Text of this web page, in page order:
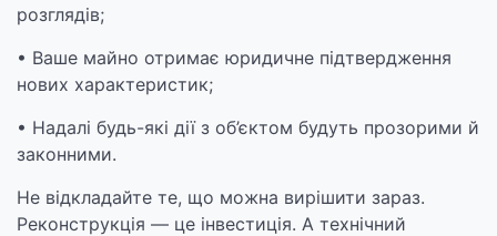
розглядів;
• Ваше майно отримає юридичне підтвердження
нових характеристик;
• Надалі будь-які дії з об’єктом будуть прозорими й
законними.
Не відкладайте те, що можна вирішити зараз.
Реконструкція — це інвестиція. А технічний